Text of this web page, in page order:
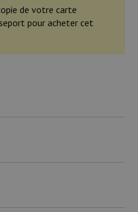
de votre carte
pour acheter cet